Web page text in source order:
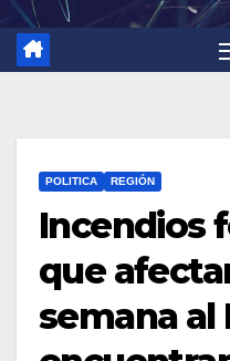
POLITICA REGIÓN
Incendios
que
semana al